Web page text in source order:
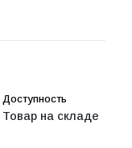
Товар на складе